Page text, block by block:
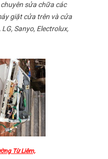
sửa chữa các
giặt cửa trên và cửa
Sanyo, Electrolux,
Từ Liêm,